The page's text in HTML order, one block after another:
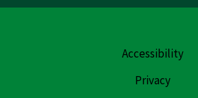
Accessibility
Privacy